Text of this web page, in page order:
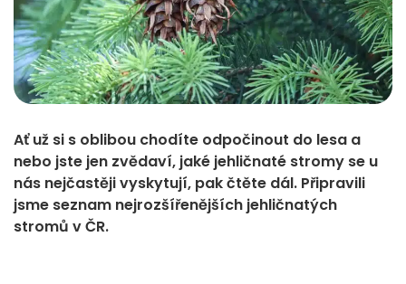
Ať už si s oblibou chodíte odpočinout do lesa a
nebo jste jen zvědaví, jaké jehličnaté stromy se u
nás nejčastěji vyskytují, pak čtěte dál. Připravili
jsme seznam nejrozšířenějších jehličnatých
stromů v ČR.